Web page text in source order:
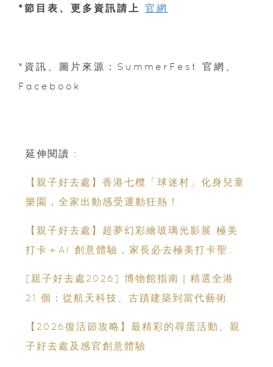
*節目表、更多資訊請上
官網
*資訊、圖片來源：SummerFest 官網、
Facebook
延伸閱讀 :
【親子好去處】香港七欖「球迷村」化身兒童
樂園，全家出動感受運動狂熱！
【親子好去處】超夢幻彩繪玻璃光影展 極美
打卡＋AI 創意體驗，家長必去極美打卡聖
[親子好去處2026] 博物館指南｜精選全港
21 個：從航天科技、古蹟建築到當代藝術
【2026復活節攻略】最精彩的尋蛋活動、親
子好去處及感官創意體驗